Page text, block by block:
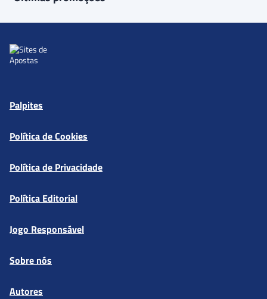
Palpites
Política de Cookies
Política de Privacidade
Política Editorial
Jogo Responsável
Sobre nós
Autores